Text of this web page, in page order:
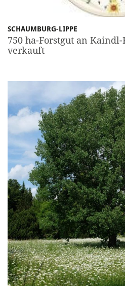
SCHAUMBURG-LIPPE
750 ha-Forstgut an
verkauft